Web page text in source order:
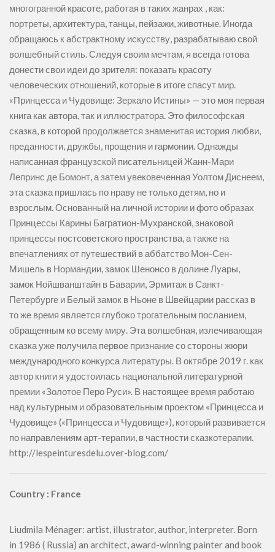
многогранной красоте, работая в таких жанрах , как:
портреты, архитектура, танцы, пейзажи, животные. Иногда
обращаюсь к абстрактному искусству, разрабатываю свой
волшебный стиль. Следуя своим мечтам, я всегда готова
донести свои идеи до зрителя: показать красоту
человеческих отношений, которые в итоге спасут мир.
«Принцесса и Чудовище: Зеркало Истины» — это моя первая
книга как автора, так и иллюстратора. Это философская
сказка, в которой продолжается знаменитая история любви,
преданности, дружбы, прощения и гармонии. Однажды
написанная французской писательницей Жанн-Мари
Лепринс де Бомонт, а затем увековеченная Уолтом Диснеем,
эта сказка пришлась по нраву не только детям, но и
взрослым. Основанный на личной истории и фото образах
Принцессы Карины Багратион-Мухранской, знаковой
принцессы постсоветского пространства, а также на
впечатлениях от путешествий в аббатство Мон-Сен-
Мишель в Нормандии, замок Шенонсо в долине Луары,
замок Нойшванштайн в Баварии, Эрмитаж в Санкт-
Петербурге и Белый замок в Ньоне в Швейцарии рассказ в
то же время является глубоко трогательным посланием,
обращенным ко всему миру. Эта волшебная, излечивающая
сказка уже получила первое признание со стороны жюри
международного конкурса литературы. В октябре 2019 г. как
автор книги я удостоилась национальной литературной
премии «Золотое Перо Руси». В настоящее время работаю
над культурным и образовательным проектом «Принцесса и
Чудовище» («Принцесса и Чудовище»), который развивается
по направлениям арт-терапии, в частности сказкотерапии.
http://lespeinturesdelu.over-blog.com/
Country : France
Liudmila Ménager: artist, illustrator, author, interpreter. Born
in 1986 ( Russia) an architect, award-winning painter and book